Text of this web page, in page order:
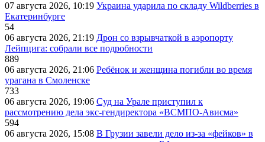
07 августа 2026, 10:19 Украина ударила по складу Wildberries в
Екатеринбурге
54
06 августа 2026, 21:19 Дрон со взрывчаткой в аэропорту
Лейпцига: собрали все подробности
889
06 августа 2026, 21:06 Ребёнок и женщина погибли во время
урагана в Смоленске
733
06 августа 2026, 19:06 Суд на Урале приступил к
рассмотрению дела экс-гендиректора «ВСМПО-Ависма»
594
06 августа 2026, 15:08 В Грузии завели дело из-за «фейков» в